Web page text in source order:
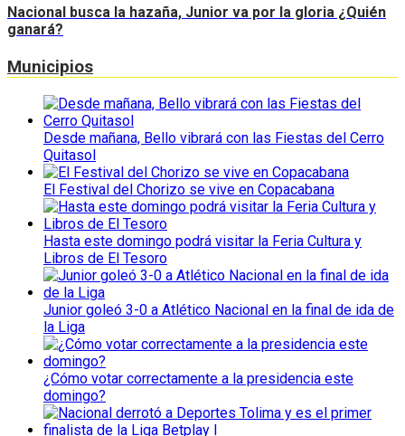
Nacional busca la hazaña, Junior va por la gloria ¿Quién
ganará?
Municipios
Desde mañana, Bello vibrará con las Fiestas del Cerro
Quitasol
El Festival del Chorizo se vive en Copacabana
Hasta este domingo podrá visitar la Feria Cultura y
Libros de El Tesoro
Junior goleó 3-0 a Atlético Nacional en la final de ida de
la Liga
¿Cómo votar correctamente a la presidencia este
domingo?